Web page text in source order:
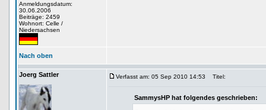
Anmeldungsdatum:
30.06.2006
Beiträge: 2459
Wohnort: Celle /
Niedersachsen
Nach oben
Joerg Sattler Verfasst am: 05 Sep 2010 14:53 Titel:
SammysHP hat folgendes geschrieben: